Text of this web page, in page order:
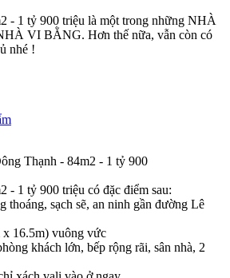
- 1 tỷ 900 triệu là một trong những NHÀ
VI BẰNG. Hơn thế nữa, vẫn còn có
nhé !
- 1 tỷ 900 triệu có đặc điểm sau:
thoáng, sạch sẽ, an ninh gần đường Lê
16.5m) vuông vức
khách lớn, bếp rộng rãi, sân nhà, 2